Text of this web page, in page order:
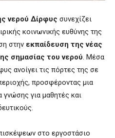
νερού Δίρφυς συνεχίζει
κοινωνικής ευθύνης της
στην εκπαίδευση της νέας
σημασίας του νερού. Μέσα
ανοίγει τις πόρτες της σε
προσφέροντας μια
γνώσης για μαθητές και
στο εργοστάσιο